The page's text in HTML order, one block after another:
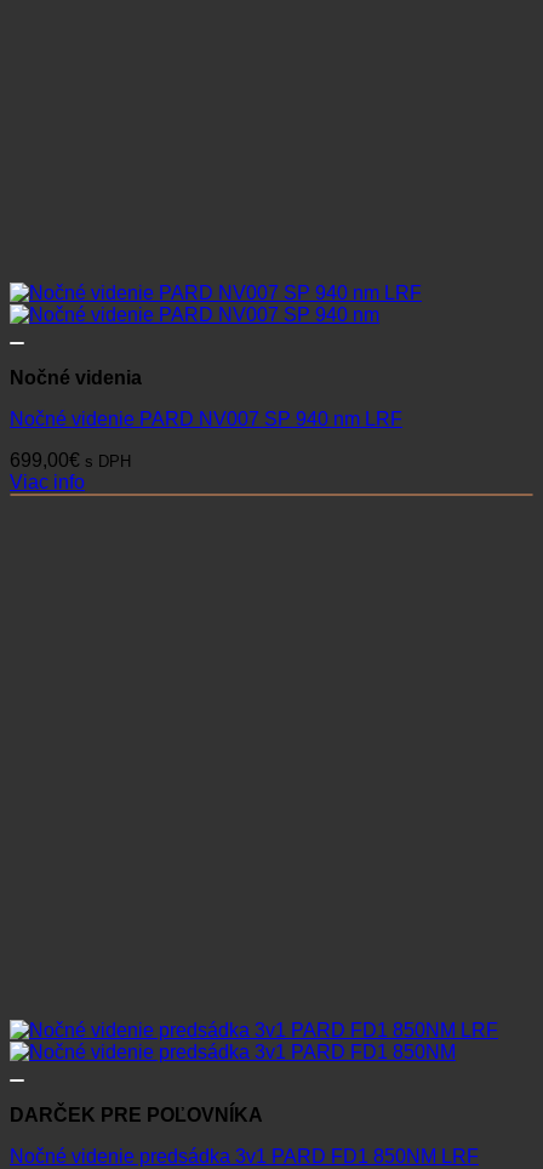
Nočné videnia
Nočné videnie PARD NV007 SP 940 nm LRF
699,00€ s DPH
Viac info
DARČEK PRE POĽOVNÍKA
Nočné videnie predsádka 3v1 PARD FD1 850NM LRF